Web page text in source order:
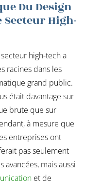
Du Design
High-
high-tech a
racines dans les
grand public.
était davantage sur
brute que sur
à mesure que
entreprises ont
pas seulement
avancées, mais aussi
et de